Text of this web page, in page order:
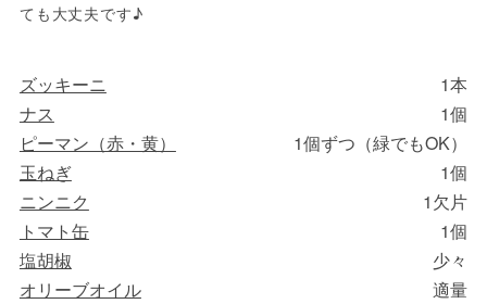
ても大丈夫です♪
ズッキーニ
1本
ナス
1個
ピーマン（赤・黄）
1個ずつ（緑でもOK）
玉ねぎ
1個
ニンニク
1欠片
トマト缶
1個
塩胡椒
少々
オリーブオイル
適量